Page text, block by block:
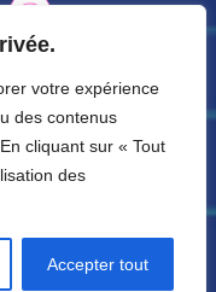
votre expérience
des contenus
cliquant sur « Tout
des
Accepter tout